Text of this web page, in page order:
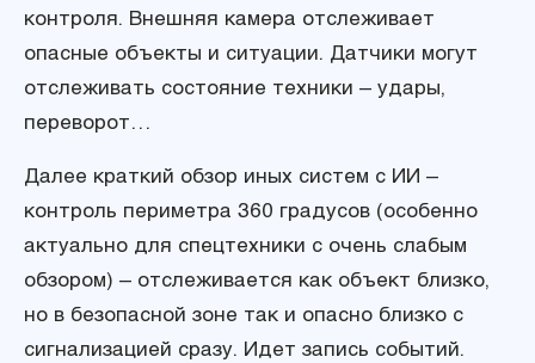
контроля. Внешняя камера отслеживает
опасные объекты и ситуации. Датчики могут
отслеживать состояние техники – удары,
переворот…
Далее краткий обзор иных систем с ИИ –
контроль периметра 360 градусов (особенно
актуально для спецтехники с очень слабым
обзором) – отслеживается как объект близко,
но в безопасной зоне так и опасно близко с
сигнализацией сразу. Идет запись событий.